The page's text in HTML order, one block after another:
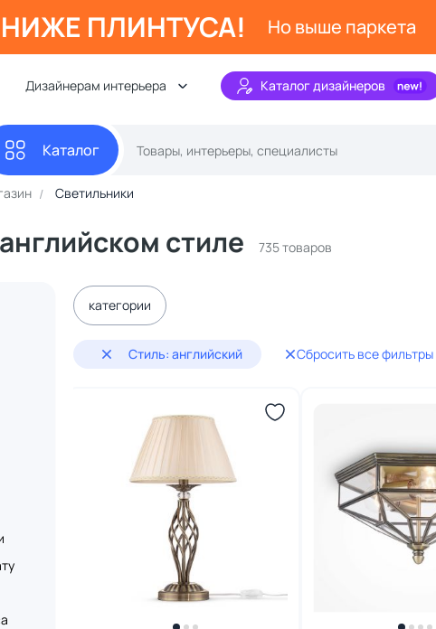
ПЛИНТУСА! Но выше паркета
Дизайнерам интерьера Каталог дизайнеров
Каталог
Светильники
стиле 735 товаров
категории
Стиль: английский Сбросить все фильтры